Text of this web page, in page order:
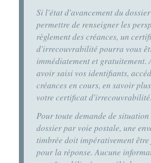
Si l'état d'avancement du
permettre de renseigner les
règlement des créances, un
d'irrecouvrabilité pourra vous
immédiatement et gratuitement.
avoir saisi vos identifiants,
créances en cours, en savoir
votre certificat d'irrecouvrabilité.
Pour toute demande de situation
dossier par voie postale, une
timbrée doit impérativement
pour la réponse. Aucune